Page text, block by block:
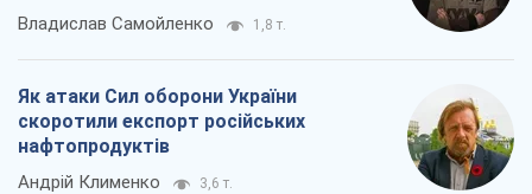
Владислав Самойленко 1,8 т.
Як атаки Сил оборони України
скоротили експорт російських
нафтопродуктів
Андрій Клименко 3,6 т.